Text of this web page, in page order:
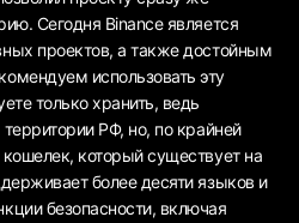
Сегодня Binance является
проектов, а также достойным
использовать эту
только хранить, ведь
РФ, но, по крайней
который существует на
более десяти языков и
безопасности, включая